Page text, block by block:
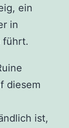
ein
in
führt.
diesem
ist,